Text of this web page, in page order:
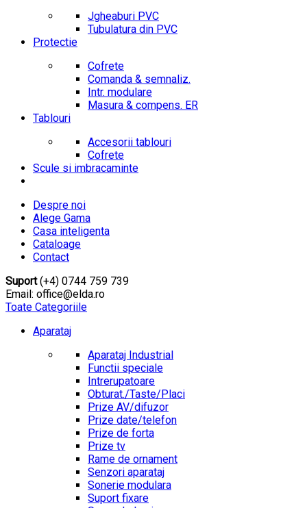
Jgheaburi PVC
Tubulatura din PVC
Protectie
Cofrete
Comanda & semnaliz.
Intr. modulare
Masura & compens. ER
Tablouri
Accesorii tablouri
Cofrete
Scule si imbracaminte
Despre noi
Alege Gama
Casa inteligenta
Cataloage
Contact
Suport(+4) 0744 759 739
Email: office@elda.ro
Toate Categoriile
Aparataj
Aparataj Industrial
Functii speciale
Intrerupatoare
Obturat./Taste/Placi
Prize AV/difuzor
Prize date/telefon
Prize de forta
Prize tv
Rame de ornament
Senzori aparataj
Sonerie modulara
Suport fixare